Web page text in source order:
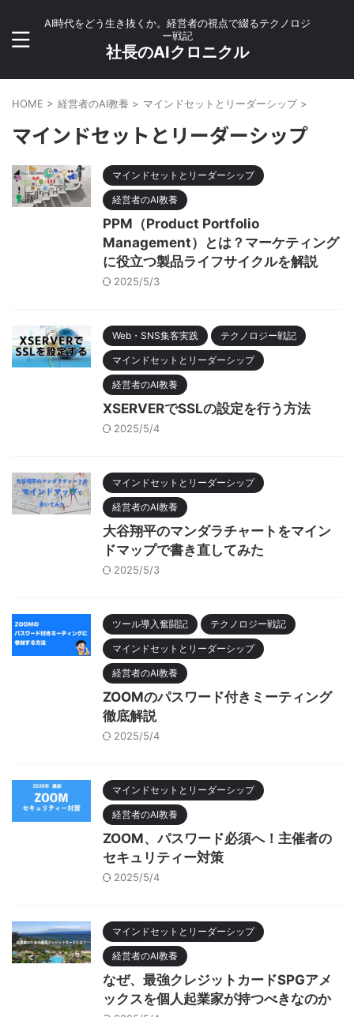
AI時代をどう生き抜くか。経営者の視点で綴るテクノロジ
ー戦記
社長のAIクロニクル
HOME > 経営者のAI教養 > マインドセットとリーダーシップ >
マインドセットとリーダーシップ
マインドセットとリーダーシップ
経営者のAI教養
PPM（Product Portfolio
Management）とは？マーケティング
に役立つ製品ライフサイクルを解説
2025/5/3
Web・SNS集客実践 テクノロジー戦記
マインドセットとリーダーシップ
経営者のAI教養
XSERVERでSSLの設定を行う方法
2025/5/4
マインドセットとリーダーシップ
経営者のAI教養
大谷翔平のマンダラチャートをマイン
ドマップで書き直してみた
2025/5/3
ツール導入奮闘記 テクノロジー戦記
マインドセットとリーダーシップ
経営者のAI教養
ZOOMのパスワード付きミーティング
徹底解説
2025/5/4
マインドセットとリーダーシップ
経営者のAI教養
ZOOM、パスワード必須へ！主催者の
セキュリティー対策
2025/5/4
マインドセットとリーダーシップ
経営者のAI教養
なぜ、最強クレジットカードSPGアメ
ックスを個人起業家が持つべきなのか